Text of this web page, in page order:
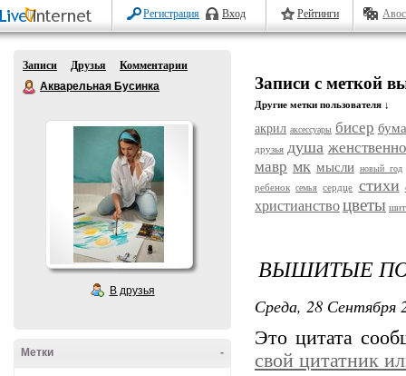
Регистрация Вход Рейтинги
Записи Друзья
Комментарии
Акварельная Бусинка
В друзья
-
Метки
Записи с меткой
Другие метки пользователя ↓
акрил аксессуары бисер
друзья душа
мавр мк мысли новый год
ребенок семья сердце стихи
христианствоцветы
ВЫШИТЫЕ
Среда, 28 Сентября
Это цитата
свой цитатник